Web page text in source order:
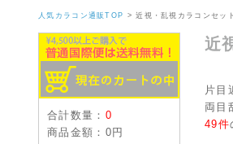
人気カラコン通販TOP > 近視・乱視カラコンセット
合計数量： 0
商品金額： 0円
近
片目
両目
49件